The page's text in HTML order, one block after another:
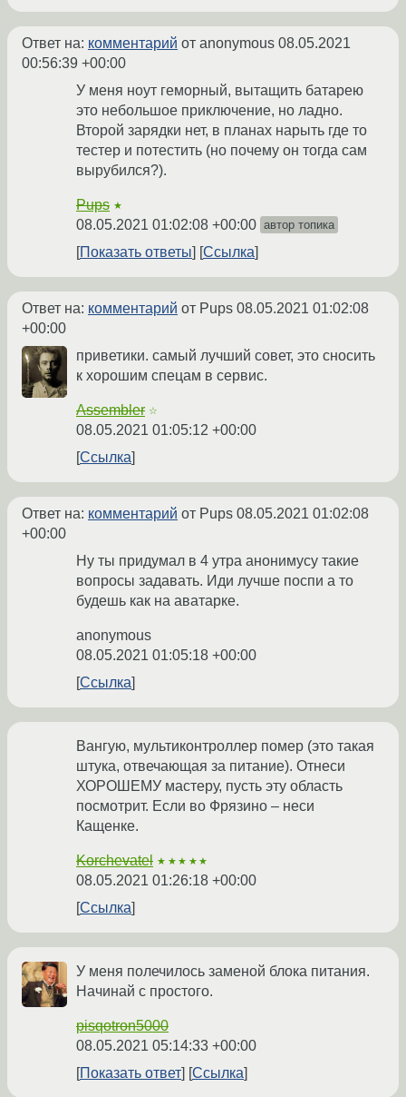
Ответ на: комментарий от anonymous 08.05.2021
00:56:39 +00:00
У меня ноут геморный, вытащить батарею
это небольшое приключение, но ладно.
Второй зарядки нет, в планах нарыть где то
тестер и потестить (но почему он тогда сам
вырубился?).
Pups ★
08.05.2021 01:02:08 +00:00 автор топика
Показать ответы Ссылка
Ответ на: комментарий от Pups 08.05.2021 01:02:08
+00:00
приветики. самый лучший совет, это сносить
к хорошим спецам в сервис.
Assembler ☆
08.05.2021 01:05:12 +00:00
Ссылка
Ответ на: комментарий от Pups 08.05.2021 01:02:08
+00:00
Ну ты придумал в 4 утра анонимусу такие
вопросы задавать. Иди лучше поспи а то
будешь как на аватарке.
anonymous
08.05.2021 01:05:18 +00:00
Ссылка
Вангую, мультиконтроллер помер (это такая
штука, отвечающая за питание). Отнеси
ХОРОШЕМУ мастеру, пусть эту область
посмотрит. Если во Фрязино – неси
Кащенке.
Korchevatel ★★★★★
08.05.2021 01:26:18 +00:00
Ссылка
У меня полечилось заменой блока питания.
Начинай с простого.
pisqotron5000
08.05.2021 05:14:33 +00:00
Показать ответ
Ссылка